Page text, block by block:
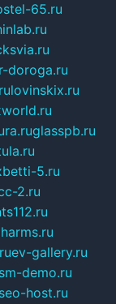
65.ru
doroga.ru
lovinskix.ru
glasspb.ru
5.ru
2.ru
ev-gallery.ru
demo.ru
host.ru